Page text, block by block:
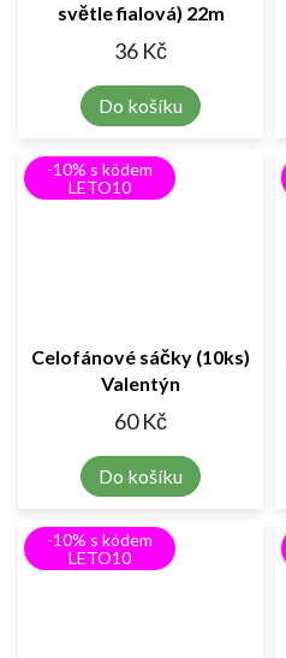
světle fialová) 22m
36 Kč
Do košíku
-10% s kódem
LETO10
Celofánové sáčky (10ks)
Valentýn
60 Kč
Do košíku
-10% s kódem
LETO10